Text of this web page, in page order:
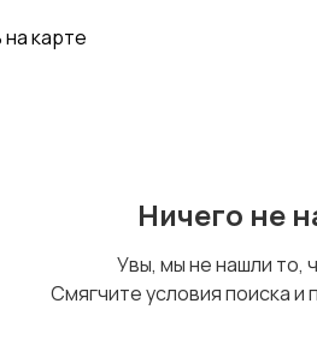
карте
Ничего не
Увы, мы не нашли то,
Смягчите условия поиска и